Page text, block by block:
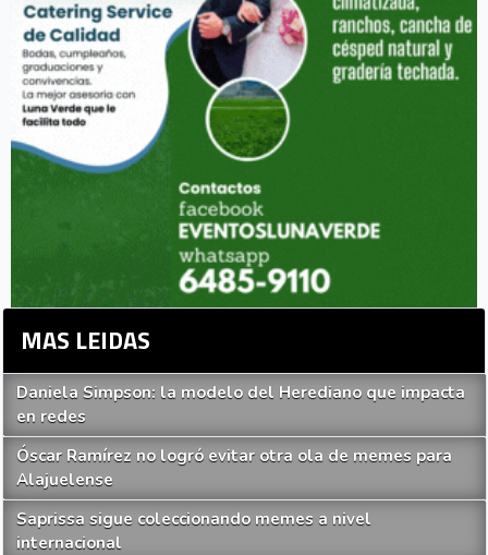
MAS LEIDAS
Daniela Simpson: la modelo del Herediano que impacta
en redes
Óscar Ramírez no logró evitar otra ola de memes para
Alajuelense
Saprissa sigue coleccionando memes a nivel
internacional